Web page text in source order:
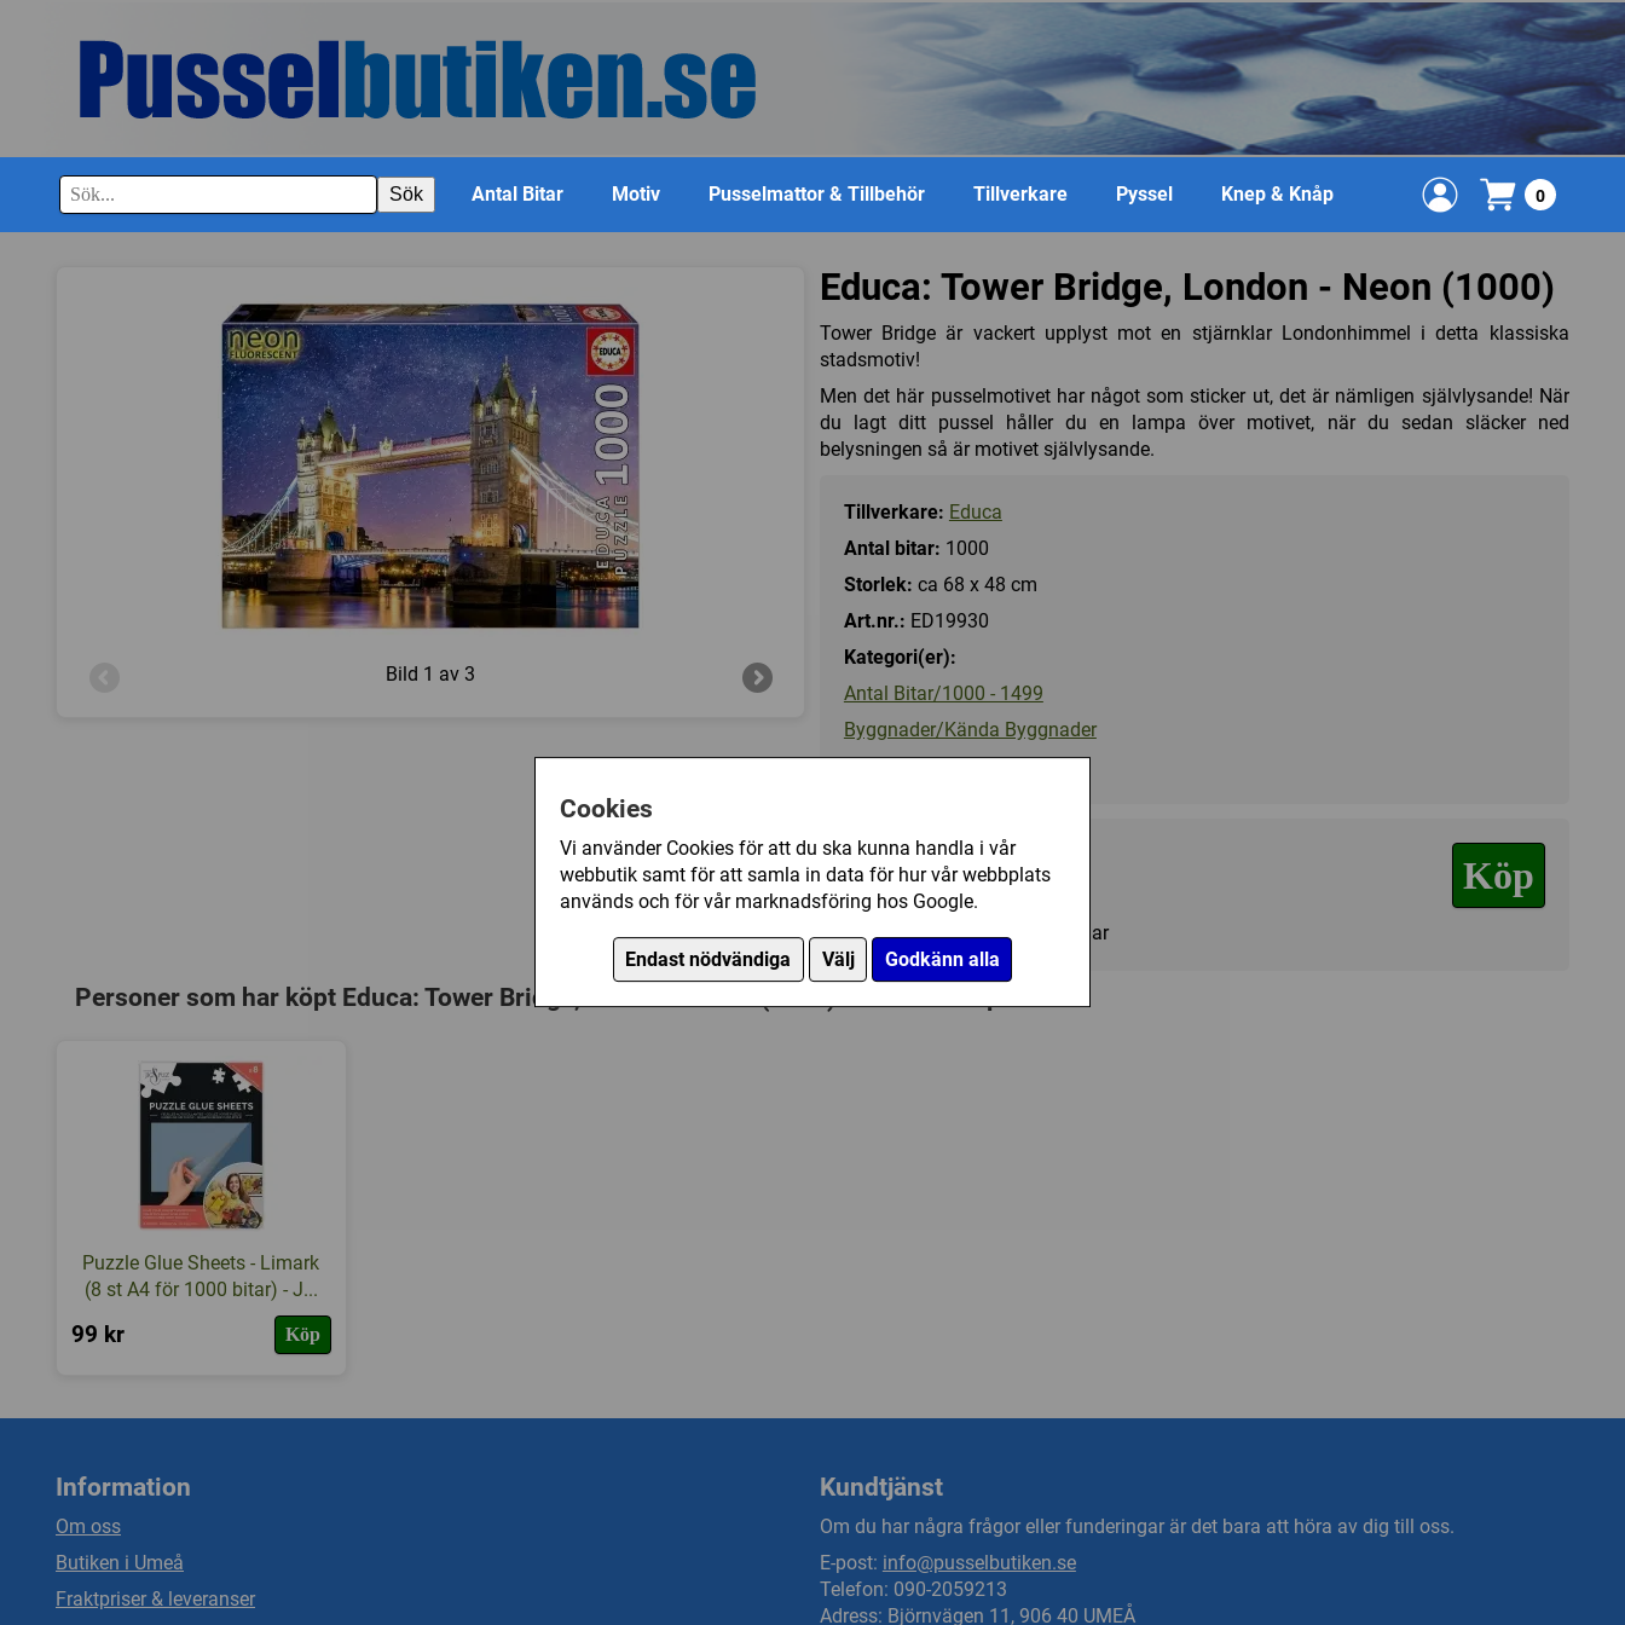
Cookies
Vi använder Cookies för att du ska kunna handla i vår
webbutik samt för att samla in data för hur vår webbplats
används och för vår marknadsföring hos Google.
Endast nödvändiga Välj Godkänn alla
Sök Antal Bitar Motiv Pusselmattor & Tillbehör Tillverkare Pyssel Knep & Knåp 0
Bild 1 av 3
Educa: Tower Bridge, London - Neon (1000)
Tower Bridge är vackert upplyst mot en stjärnklar Londonhimmel i detta klassiska
stadsmotiv!
Men det här pusselmotivet har något som sticker ut, det är nämligen självlysande! När
du lagt ditt pussel håller du en lampa över motivet, när du sedan släcker ned
belysningen så är motivet självlysande.
Tillverkare: Educa
Antal bitar: 1000
Storlek: ca 68 x 48 cm
Art.nr.: ED19930
Kategori(er):
Antal Bitar/1000 - 1499
Byggnader/Kända Byggnader
Landskap/Stad
175 kr Köp
I lager, leveranstid 1-3 vardagar
Personer som har köpt Educa: Tower Bridge, London - Neon (1000) har också köpt
Puzzle Glue Sheets - Limark
(8 st A4 för 1000 bitar) - J...
99 kr Köp
Information
Om oss
Butiken i Umeå
Fraktpriser & leveranser
Kundtjänst
Om du har några frågor eller funderingar är det bara att höra av dig till oss.
E-post: info@pusselbutiken.se
Telefon: 090-2059213
Adress: Björnvägen 11, 906 40 UMEÅ